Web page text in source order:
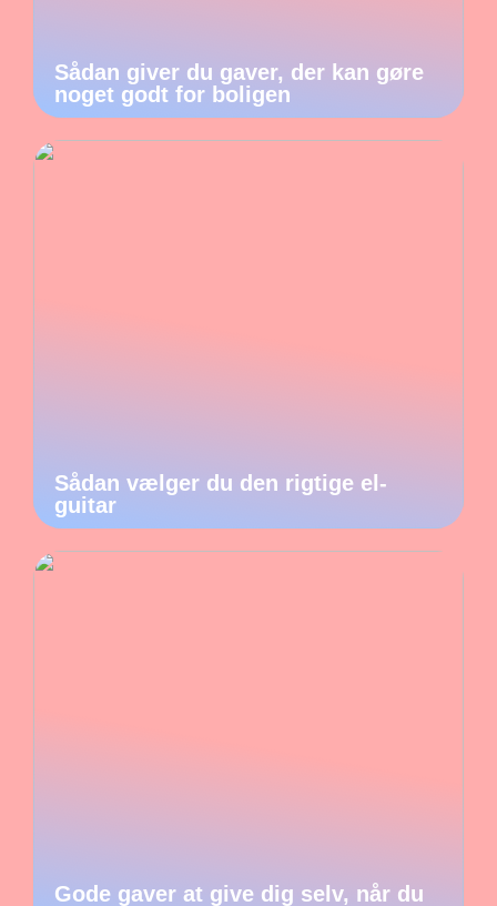
Sådan giver du gaver, der kan gøre
noget godt for boligen
Sådan vælger du den rigtige el-
guitar
Gode gaver at give dig selv, når du